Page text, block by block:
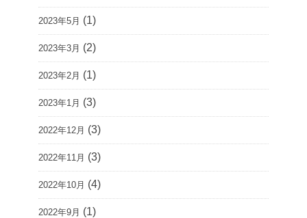
2023年5月 (1)
2023年3月 (2)
2023年2月 (1)
2023年1月 (3)
2022年12月 (3)
2022年11月 (3)
2022年10月 (4)
2022年9月 (1)